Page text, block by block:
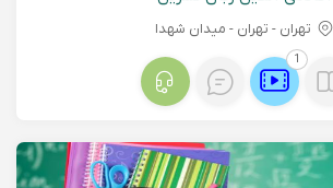
تهران - تهران - میدان شهدا
1